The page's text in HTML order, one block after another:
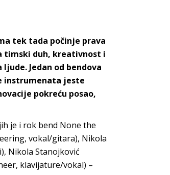
tek tada počinje prava
timski duh, kreativnost i
Jedan od bendova
instrumenata jeste
pokreću posao,
je i rok bend None the
vokal/gitara), Nikola
Nikola Stanojković
klavijature/vokal) –